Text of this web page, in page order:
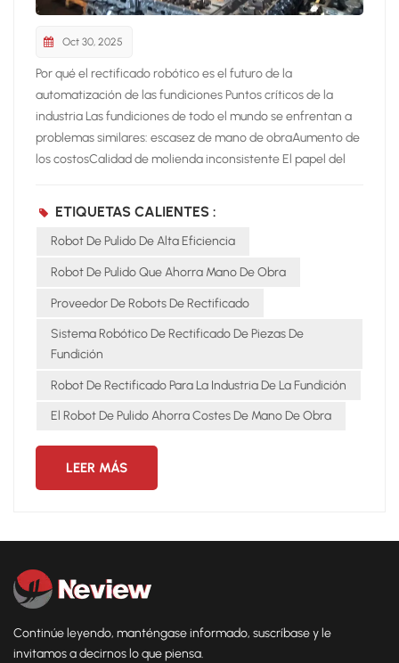
Oct 30, 2025
Por qué el rectificado robótico es el futuro de la
automatización de las fundiciones Puntos críticos de la
industria Las fundiciones de todo el mundo se enfrentan a
problemas similares: escasez de mano de obraAumento de
los costosCalidad de molienda inconsistente El papel del
para obtener resultados repetiblesReducción de la
dependencia laboral mediante acabado
la exposición del operador al polvo Áreas de aplicación
Fundiciones de hierro y aceroPiezas de
automóvilComponentes de maquinaria pesada 👉 ROBOT
de automatización de fundiciones con soluciones
confiables, escalables y rentables.
ETIQUETAS CALIENTES :
Robot De Pulido De Alta Eficiencia
Robot De Pulido Que Ahorra Mano De Obra
Proveedor De Robots De Rectificado
Sistema Robótico De Rectificado De Piezas De
Fundición
Robot De Rectificado Para La Industria De La Fundición
El Robot De Pulido Ahorra Costes De Mano De Obra
LEER MÁS
Continúe leyendo, manténgase informado, suscríbase y le
invitamos a decirnos lo que piensa.